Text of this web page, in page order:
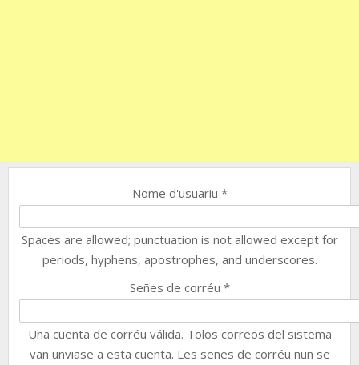
Nome d'usuariu *
Spaces are allowed; punctuation is not allowed except for
periods, hyphens, apostrophes, and underscores.
Señes de corréu *
Una cuenta de corréu válida. Tolos correos del sistema
van unviase a esta cuenta. Les señes de corréu nun se